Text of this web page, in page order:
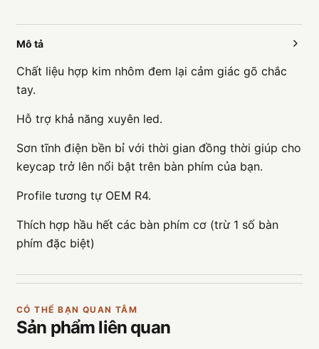
Mô tả
Chất liệu hợp kim nhôm đem lại cảm giác gõ chắc
tay.
Hỗ trợ khả năng xuyên led.
Sơn tĩnh điện bền bỉ với thời gian đồng thời giúp cho
keycap trở lên nổi bật trên bàn phím của bạn.
Profile tương tự OEM R4.
Thích hợp hầu hết các bàn phím cơ (trừ 1 số bàn
phím đặc biệt)
CÓ THỂ BẠN QUAN TÂM
Sản phẩm liên quan